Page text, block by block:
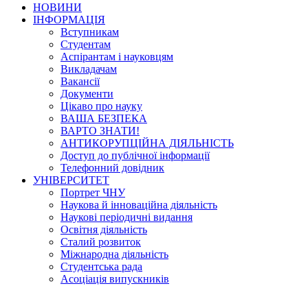
НОВИНИ
ІНФОРМАЦІЯ
Вступникам
Студентам
Аспірантам і науковцям
Викладачам
Вакансії
Документи
Цікаво про науку
ВАША БЕЗПЕКА
ВАРТО ЗНАТИ!
АНТИКОРУПЦІЙНА ДІЯЛЬНІСТЬ
Доступ до публічної інформації
Телефонний довідник
УНІВЕРСИТЕТ
Портрет ЧНУ
Наукова й інноваційна діяльність
Наукові періодичні видання
Освітня діяльність
Сталий розвиток
Міжнародна діяльність
Студентська рада
Асоціація випускників